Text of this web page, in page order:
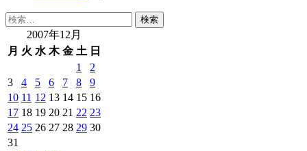
検
2007年12月
月 火 水 木 金 土 日
1
2
3
4 5 6 7 8
9
10 11 12 13 14 15 16
17 18 19 20 21 22 23
24 25 26 27 28 29 30
31